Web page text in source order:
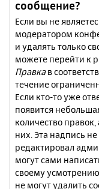
сообщение?
Если вы не
модератором
и удалять только
можете перейти к
Правкав
течение
Если кто-то уже
появится
количество
них. Эта надпись
редактировал
могут сами
своему
не могут удалить